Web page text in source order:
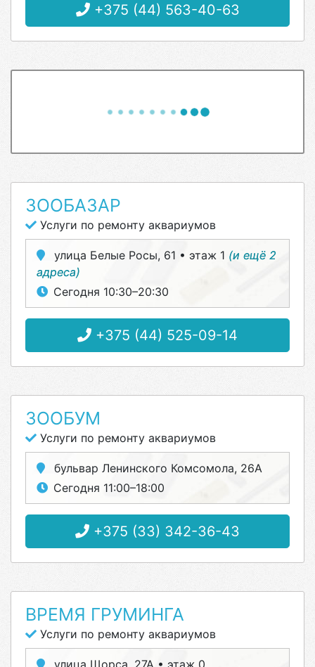
+375 (44) 563-40-63
ЗООБАЗАР
Услуги по ремонту аквариумов
улица Белые Росы, 61 • этаж 1 (и ещё 2
адреса)
Сегодня 10:30–20:30
+375 (44) 525-09-14
ЗООБУМ
Услуги по ремонту аквариумов
бульвар Ленинского Комсомола, 26А
Сегодня 11:00–18:00
+375 (33) 342-36-43
ВРЕМЯ ГРУМИНГА
Услуги по ремонту аквариумов
улица Щорса, 27А • этаж 0